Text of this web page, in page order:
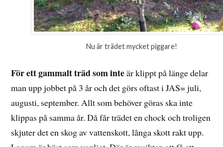
Nu är trädet mycket piggare!
För ett gammalt träd som inteär klippt på länge delar
man upp jobbet på 3 år och det görs oftast i JAS= juli,
augusti, september. Allt som behöver göras ska inte
klippas på samma år. Då får trädet en chock och troligen
skjuter det en skog av vattenskott, långa skott rakt upp.